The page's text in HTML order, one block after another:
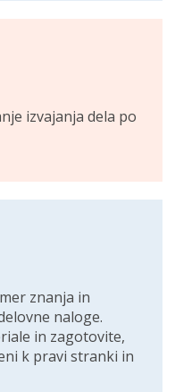
izvajanja dela po
znanja in
naloge.
in zagotovite,
k pravi stranki in